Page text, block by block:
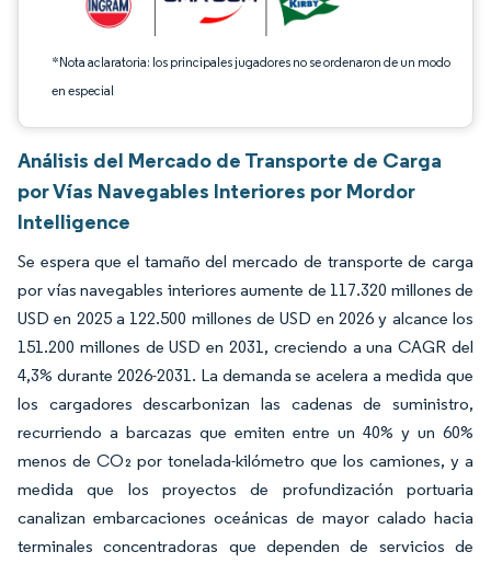
*Nota aclaratoria: los principales jugadores no se ordenaron de un modo
en especial
Análisis del Mercado de Transporte de Carga
por Vías Navegables Interiores por Mordor
Intelligence
Se espera que el tamaño del mercado de transporte de carga
por vías navegables interiores aumente de 117.320 millones de
USD en 2025 a 122.500 millones de USD en 2026 y alcance los
151.200 millones de USD en 2031, creciendo a una CAGR del
4,3% durante 2026-2031. La demanda se acelera a medida que
los cargadores descarbonizan las cadenas de suministro,
recurriendo a barcazas que emiten entre un 40% y un 60%
menos de CO₂ por tonelada-kilómetro que los camiones, y a
medida que los proyectos de profundización portuaria
canalizan embarcaciones oceánicas de mayor calado hacia
terminales concentradoras que dependen de servicios de